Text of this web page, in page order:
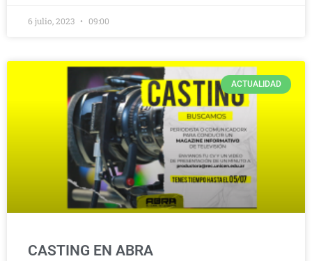
6 julio, 2023 09:00
ACTUALIDAD
CASTING EN ABRA